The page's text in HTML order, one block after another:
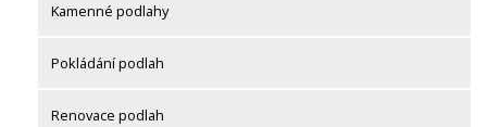
Kamenné podlahy
Pokládání podlah
Renovace podlah